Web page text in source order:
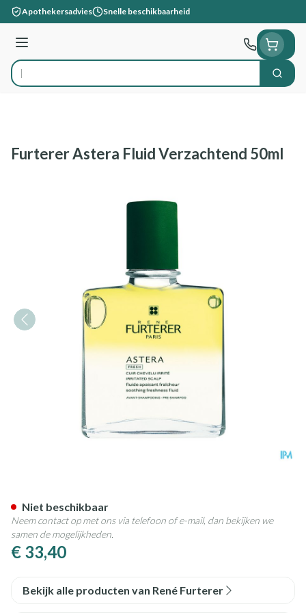
Ga naar de inhoud
Apothekersadvies Snelle beschikbaarheid
Menu
Product, merk, categorie... Zoek
Furterer Astera Fluid Verzachtend 50ml
€ 33,40
Niet beschikbaar
Neem contact op met ons via telefoon of e-mail, dan bekijken we
samen de mogelijkheden.
Bekijk alle producten van René Furterer